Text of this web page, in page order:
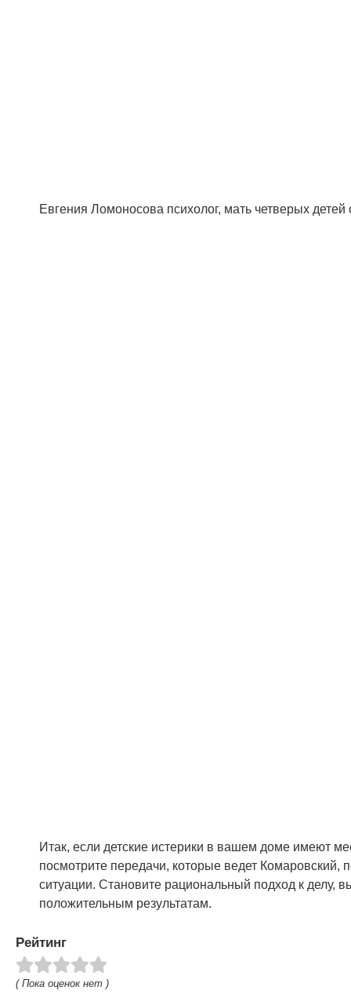
Евгения Ломоносова психолог, мать четверых детей
Итак, если детские истерики в вашем доме имеют
посмотрите передачи, которые ведет Комаровский,
ситуации. Становите рациональный подход к делу,
положительным результатам.
Рейтинг
( Пока оценок нет )